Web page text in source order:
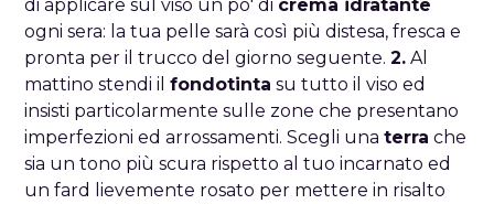
di applicare sul viso un po' di crema idratante
ogni sera: la tua pelle sarà così più distesa, fresca e
pronta per il trucco del giorno seguente.2. Al
mattino stendi ilfondotinta su tutto il viso ed
insisti particolarmente sulle zone che presentano
imperfezioni ed arrossamenti. Scegli unaterra che
sia un tono più scura rispetto al tuo incarnato ed
un fard lievemente rosato per mettere in risalto